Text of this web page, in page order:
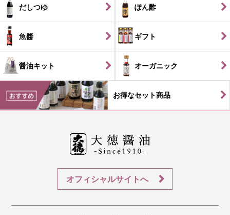
だしつゆ ぽん酢
魚醬 ギフト
醤油キット オーガニック
お得なセット商品
オフィシャルサイトへ